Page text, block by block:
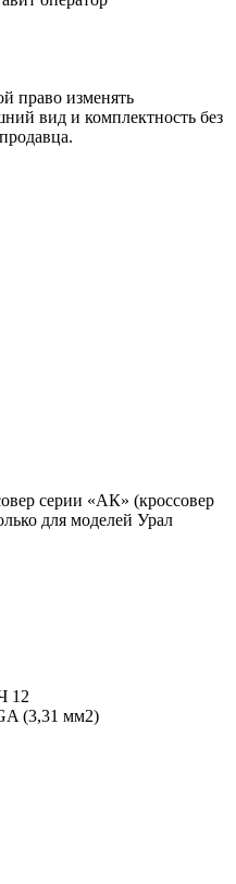
право изменять
вид и комплектность без
серии «АК» (кроссовер
для моделей Урал
12
(3,31 мм2)